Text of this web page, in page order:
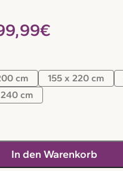
€
cm 155 x 220 cm
cm
In den Warenkorb